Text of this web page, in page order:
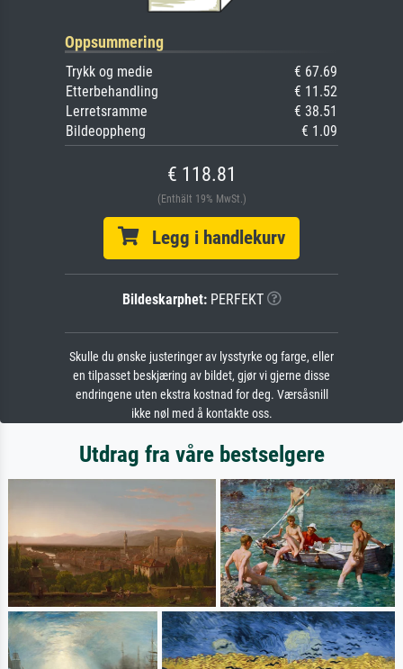
Oppsummering
Trykk og medie
€ 67.69
Etterbehandling
€ 11.52
Lerretsramme
€ 38.51
Bildeoppheng
€ 1.09
€ 118.81
(Enthält 19% MwSt.)
Legg i handlekurv
Bildeskarphet:PERFEKT
Skulle du ønske justeringer av lysstyrke og farge, eller
en tilpasset beskjæring av bildet, gjør vi gjerne disse
endringene uten ekstra kostnad for deg. Værsåsnill
ikke nøl med å kontakte oss.
Utdrag fra våre bestselgere